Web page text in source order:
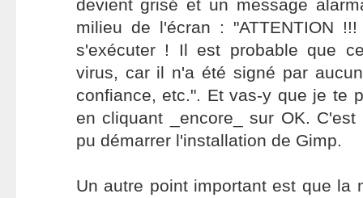
devient grisé et un message
milieu de l'écran : "ATTENTION
s'exécuter ! Il est probable que
virus, car il n'a été signé par
confiance, etc.". Et vas-y que je te
en cliquant _encore_ sur OK.
pu démarrer l'installation de Gimp.
Un autre point important est que la